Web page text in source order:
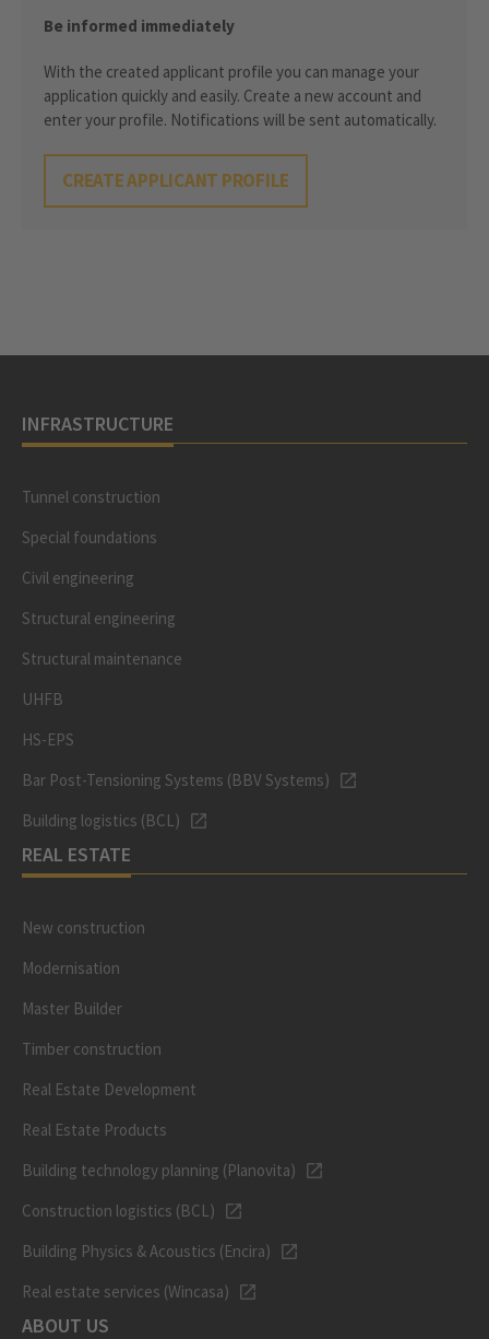
Be informed immediately
With the created applicant profile you can manage your
application quickly and easily. Create a new account and
enter your profile. Notifications will be sent automatically.
CREATE APPLICANT PROFILE
INFRASTRUCTURE
Tunnel construction
Special foundations
Civil engineering
Structural engineering
Structural maintenance
UHFB
HS-EPS
Bar Post-Tensioning Systems (BBV Systems)
Building logistics (BCL)
REAL ESTATE
New construction
Modernisation
Master Builder
Timber construction
Real Estate Development
Real Estate Products
Building technology planning (Planovita)
Construction logistics (BCL)
Building Physics & Acoustics (Encira)
Real estate services (Wincasa)
ABOUT US